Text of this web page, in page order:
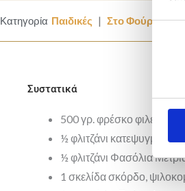
Consent
Κατηγορία Παιδικές | Στο Φούρνο |
Συστατικά
500 γρ. φρέσκο φιλέτο
½ φλιτζάνι κατεψυγμένο
½ φλιτζάνι Φασόλια
1 σκελίδα σκόρδο,